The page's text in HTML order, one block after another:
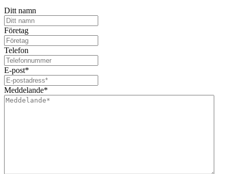
Ditt namn
Företag
Telefon
E-post*
Meddelande*